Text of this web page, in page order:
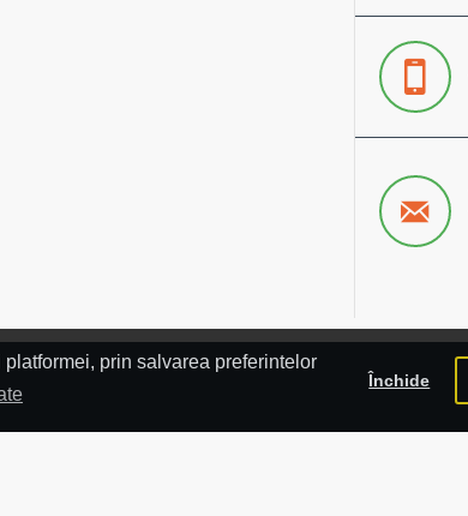
prin salvarea preferintelor
Închide